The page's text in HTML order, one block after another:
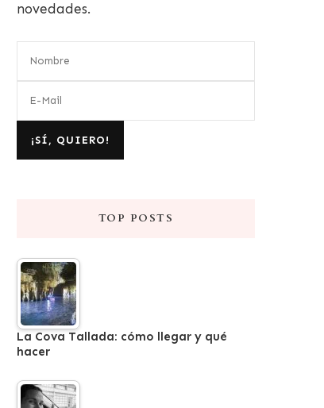
novedades.
TOP POSTS
La Cova Tallada: cómo llegar y qué
hacer